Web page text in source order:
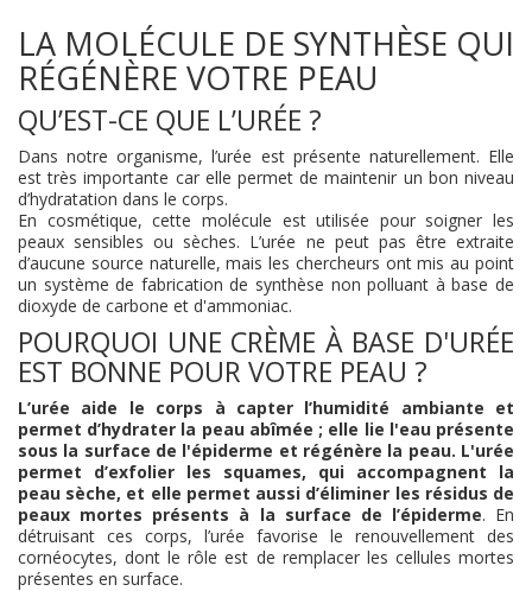
LA MOLÉCULE DE SYNTHÈSE QUI
RÉGÉNÈRE VOTRE PEAU
QU’EST-CE QUE L’URÉE ?
Dans notre organisme, l’urée est présente naturellement. Elle
est très importante car elle permet de maintenir un bon niveau
d’hydratation dans le corps.
En cosmétique, cette molécule est utilisée pour soigner les
peaux sensibles ou sèches. L’urée ne peut pas être extraite
d’aucune source naturelle, mais les chercheurs ont mis au point
un système de fabrication de synthèse non polluant à base de
dioxyde de carbone et d'ammoniac.
POURQUOI UNE CRÈME À BASE D'URÉE
EST BONNE POUR VOTRE PEAU ?
L’urée aide le corps à capter l’humidité ambiante et
permet d’hydrater la peau abîmée ; elle lie l'eau présente
sous la surface de l'épiderme et régénère la peau. L'urée
permet d’exfolier les squames, qui accompagnent la
peau sèche, et elle permet aussi d’éliminer les résidus de
peaux mortes présents à la surface de l’épiderme. En
détruisant ces corps, l’urée favorise le renouvellement des
cornéocytes, dont le rôle est de remplacer les cellules mortes
présentes en surface.